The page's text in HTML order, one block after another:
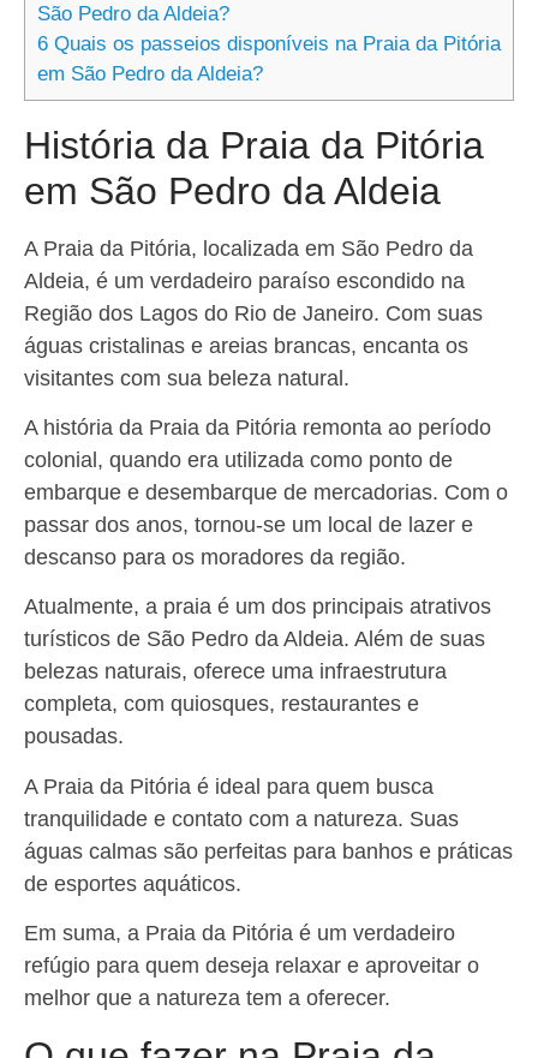
São Pedro da Aldeia?
6 Quais os passeios disponíveis na Praia da Pitória
em São Pedro da Aldeia?
História da Praia da Pitória
em São Pedro da Aldeia
A Praia da Pitória, localizada em São Pedro da
Aldeia, é um verdadeiro paraíso escondido na
Região dos Lagos do Rio de Janeiro. Com suas
águas cristalinas e areias brancas, encanta os
visitantes com sua beleza natural.
A história da Praia da Pitória remonta ao período
colonial, quando era utilizada como ponto de
embarque e desembarque de mercadorias. Com o
passar dos anos, tornou-se um local de lazer e
descanso para os moradores da região.
Atualmente, a praia é um dos principais atrativos
turísticos de São Pedro da Aldeia. Além de suas
belezas naturais, oferece uma infraestrutura
completa, com quiosques, restaurantes e
pousadas.
A Praia da Pitória é ideal para quem busca
tranquilidade e contato com a natureza. Suas
águas calmas são perfeitas para banhos e práticas
de esportes aquáticos.
Em suma, a Praia da Pitória é um verdadeiro
refúgio para quem deseja relaxar e aproveitar o
melhor que a natureza tem a oferecer.